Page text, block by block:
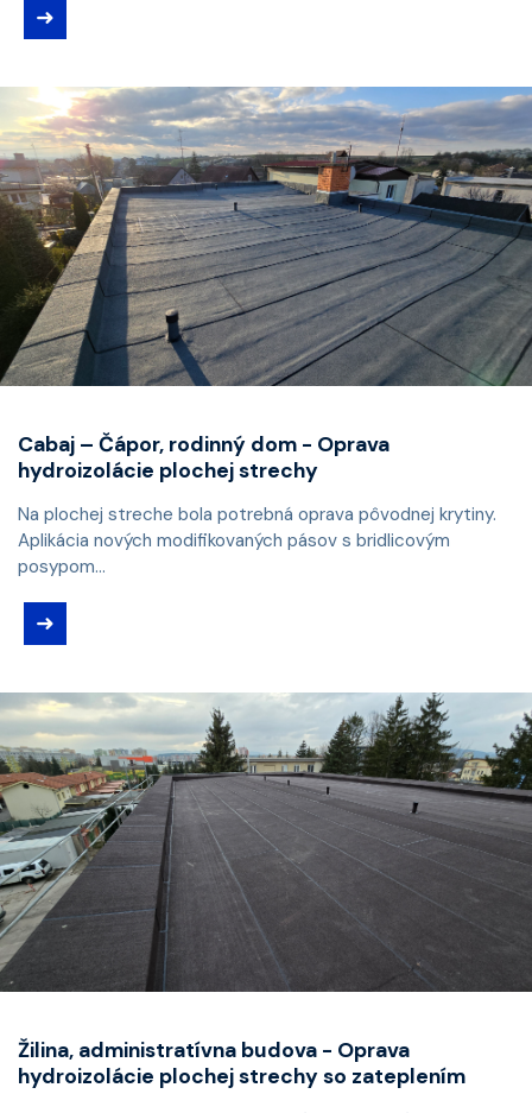
➜
Cabaj – Čápor, rodinný dom - Oprava
hydroizolácie plochej strechy
Na plochej streche bola potrebná oprava pôvodnej krytiny.
Aplikácia nových modifikovaných pásov s bridlicovým
posypom...
➜
Žilina, administratívna budova - Oprava
hydroizolácie plochej strechy so zateplením